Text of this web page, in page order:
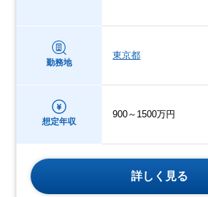
勤務地
東京都
想定年収
900～1500万円
詳しく見る